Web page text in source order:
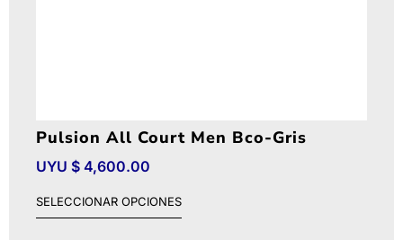
Pulsion All Court Men Bco-Gris
UYU $ 4,600.00
SELECCIONAR OPCIONES